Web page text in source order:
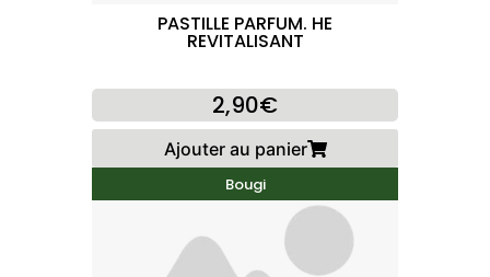
PASTILLE PARFUM. HE
REVITALISANT
2,90€
Ajouter au panier
Bougi